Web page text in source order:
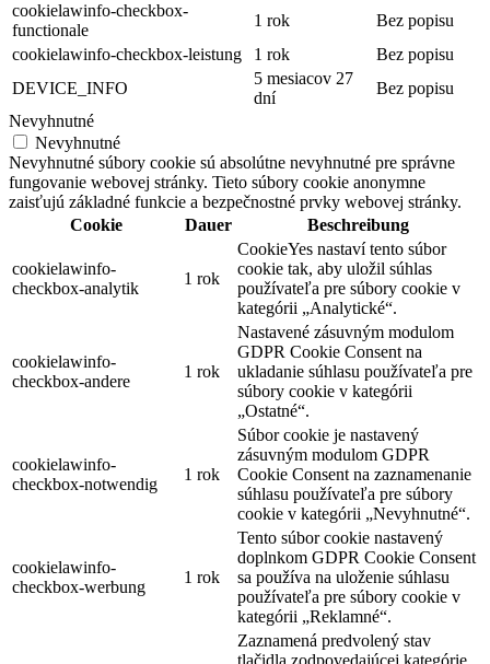
cookielawinfo-checkbox-
functionale
1 rok
Bez popisu
cookielawinfo-checkbox-leistung
1 rok
Bez popisu
DEVICE_INFO
5 mesiacov 27
dní
Bez popisu
Nevyhnutné
Nevyhnutné
Nevyhnutné súbory cookie sú absolútne nevyhnutné pre správne
fungovanie webovej stránky. Tieto súbory cookie anonymne
zaisťujú základné funkcie a bezpečnostné prvky webovej stránky.
Cookie
Dauer Beschreibung
cookielawinfo-
checkbox-analytik
1 rok
CookieYes nastaví tento súbor
cookie tak, aby uložil súhlas
používateľa pre súbory cookie v
kategórii „Analytické“.
cookielawinfo-
checkbox-andere
1 rok
Nastavené zásuvným modulom
GDPR Cookie Consent na
ukladanie súhlasu používateľa pre
súbory cookie v kategórii
„Ostatné“.
cookielawinfo-
checkbox-notwendig
1 rok
Súbor cookie je nastavený
zásuvným modulom GDPR
Cookie Consent na zaznamenanie
súhlasu používateľa pre súbory
cookie v kategórii „Nevyhnutné“.
cookielawinfo-
checkbox-werbung
1 rok
Tento súbor cookie nastavený
doplnkom GDPR Cookie Consent
sa používa na uloženie súhlasu
používateľa pre súbory cookie v
kategórii „Reklamné“.
Zaznamená predvolený stav